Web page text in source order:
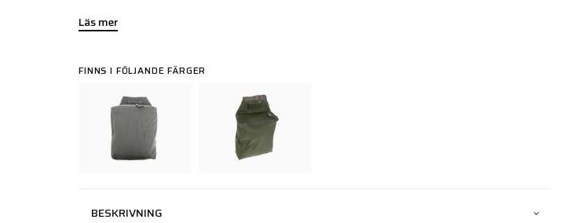
Läs mer
FINNS I FÖLJANDE FÄRGER
BESKRIVNING